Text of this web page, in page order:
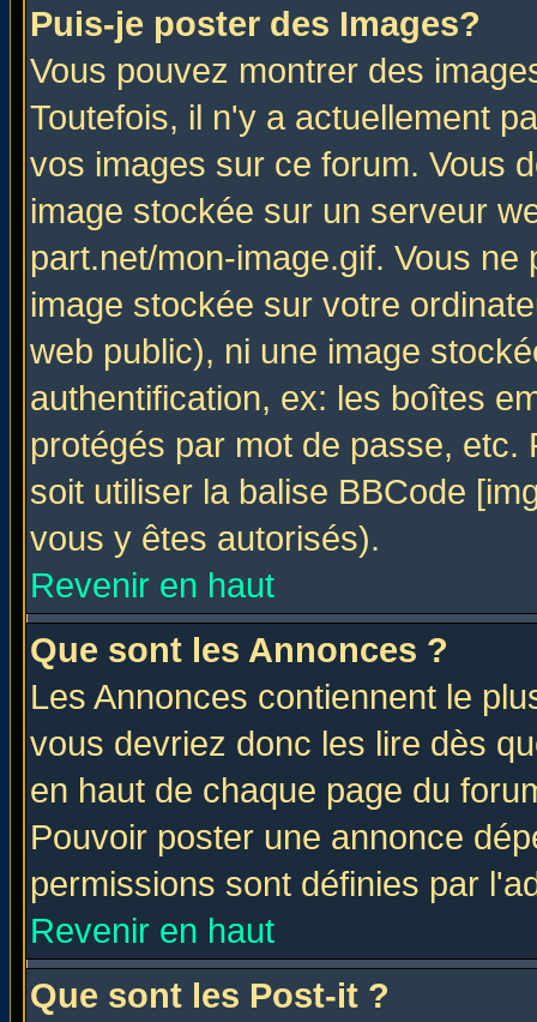
Puis-je poster des Images?
Vous pouvez montrer des
Toutefois, il n'y a actuellement
vos images sur ce forum. Vous
image stockée sur un serveur
part.net/mon-image.gif. Vous
image stockée sur votre
web public), ni une image
authentification, ex: les boîtes
protégés par mot de passe,
soit utiliser la balise BBCode
vous y êtes autorisés).
Revenir en haut
Que sont les Annonces ?
Les Annonces contiennent le
vous devriez donc les lire dès
en haut de chaque page du
Pouvoir poster une annonce
permissions sont définies par
Revenir en haut
Que sont les Post-it ?